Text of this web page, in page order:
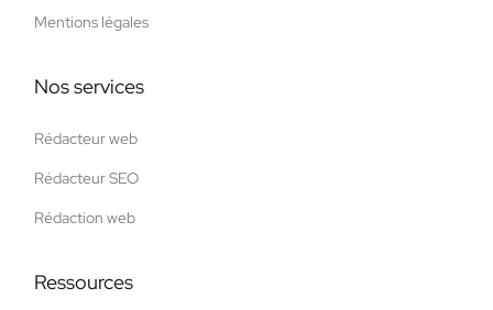
Mentions légales
Nos services
Rédacteur web
Rédacteur SEO
Rédaction web
Ressources